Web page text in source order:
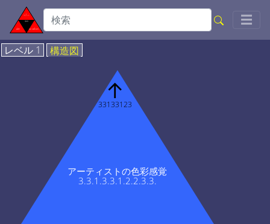
☰
レベル 1 構造図
アーティストの色彩感覚
3.3.1.3.3.1.2.2.3.3.
↑
33133123